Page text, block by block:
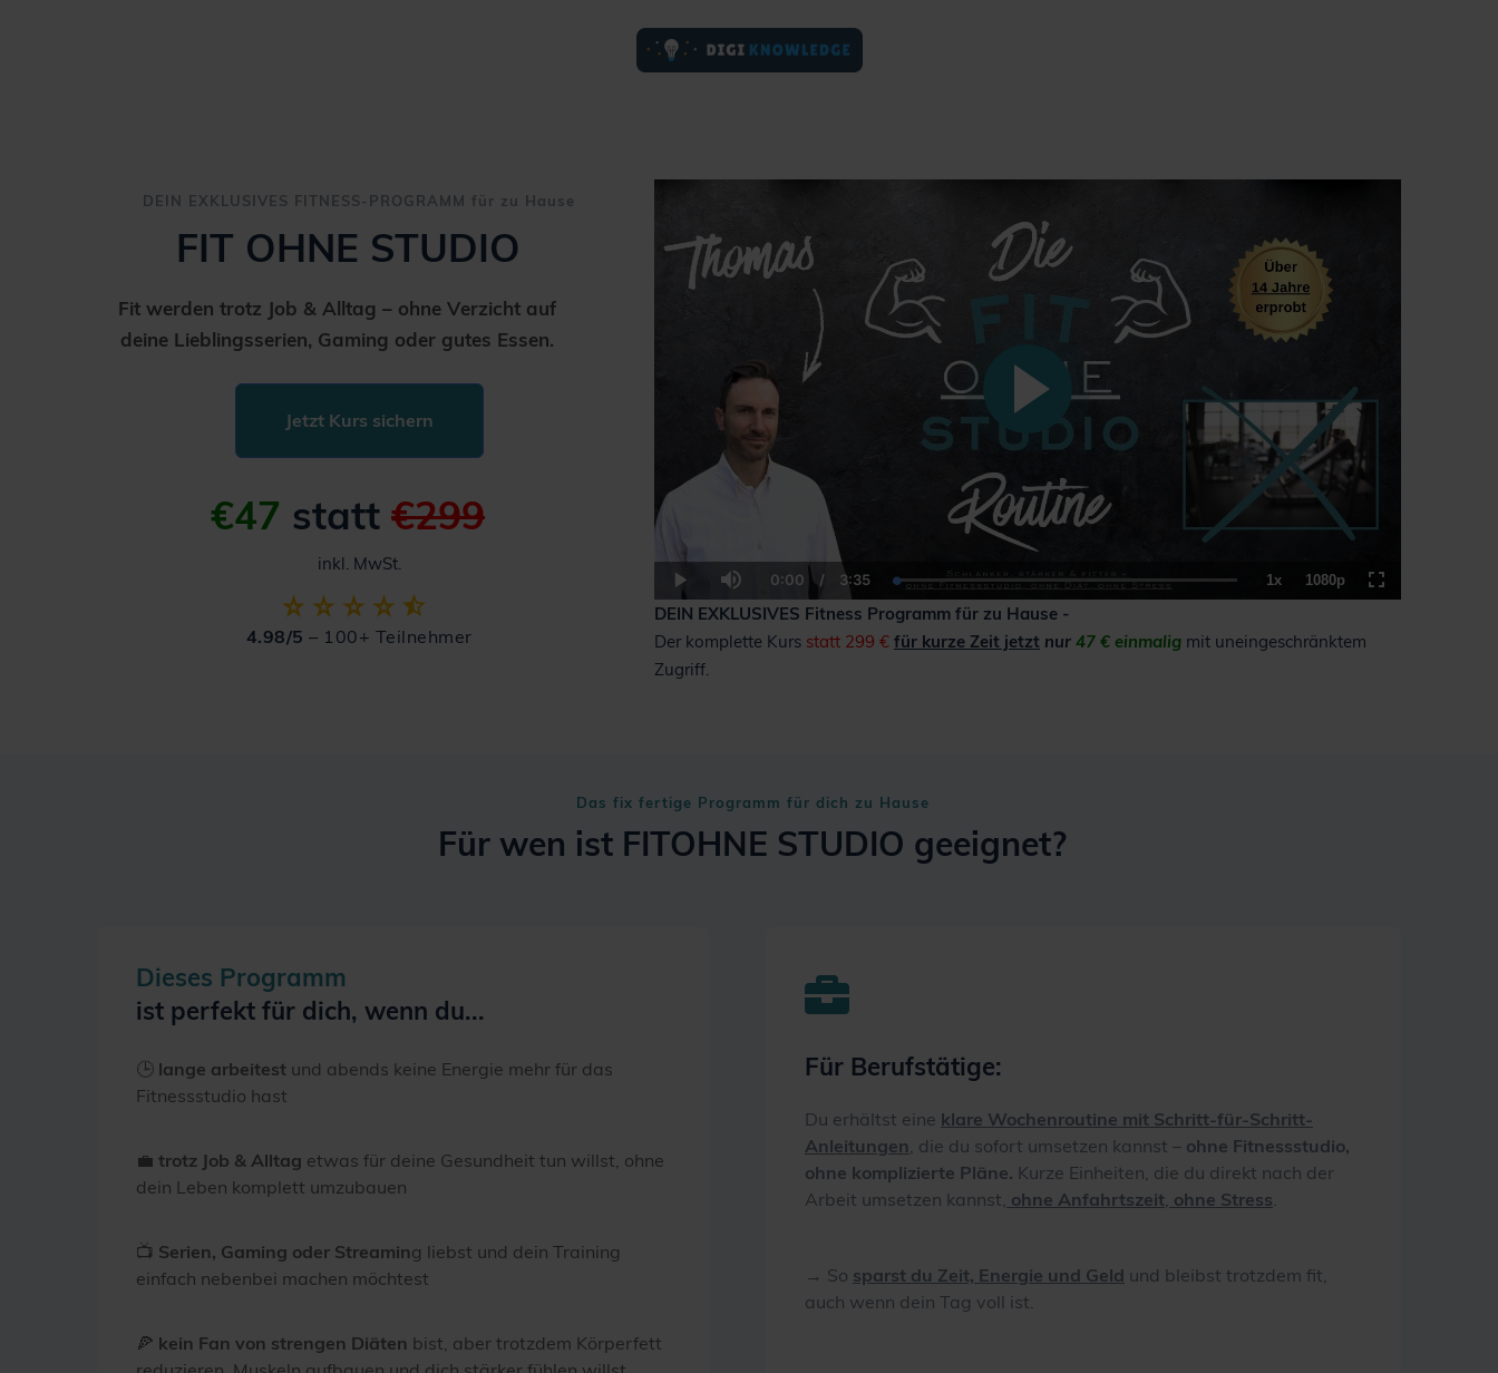
DEIN EXKLUSIVES FITNESS-PROGRAMM für zu Hause
FIT OHNE STUDIO
Fit werden trotz Job & Alltag – ohne Verzicht auf
deine Lieblingsserien, Gaming oder gutes Essen.
Jetzt Kurs sichern
€47 statt €299
inkl. MwSt.
4.98/5 – 100+ Teilnehmer
Play Mute
Current
Time
0:00 / Duration
3:35 Loaded:
100.00%
1xPlayback
Rate
Quality
1080p Fullscreen
DEIN EXKLUSIVES Fitness Programm für zu Hause -
Der komplette Kurs statt 299 € für kurze Zeit jetzt nur 47 € einmalig mit uneingeschränktem
Zugriff.
Das fix fertige Programm für dich zu Hause
Für wen ist FITOHNE STUDIO geeignet?
Dieses Programm
ist perfekt für dich, wenn du...
🕒 lange arbeitest und abends keine Energie mehr für das
Fitnessstudio hast
💼 trotz Job & Alltag etwas für deine Gesundheit tun willst, ohne
dein Leben komplett umzubauen
📺 Serien, Gaming oder Streaming liebst und dein Training
einfach nebenbei machen möchtest
🍕 kein Fan von strengen Diäten bist, aber trotzdem Körperfett
Für Berufstätige:
Du erhältst eine klare Wochenroutine mit Schritt-für-Schritt-
Anleitungen , die du sofort umsetzen kannst – ohne Fitnessstudio,
ohne komplizierte Pläne. Kurze Einheiten, die du direkt nach der
Arbeit umsetzen kannst, ohne Anfahrtszeit ohne Stress
→ So sparst du Zeit, Energie und Geld und bleibst trotzdem fit,
auch wenn dein Tag voll ist.